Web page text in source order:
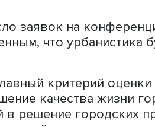
и центром
исследований».